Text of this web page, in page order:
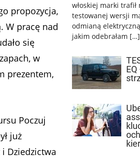
propozycja,
W pracę nad
się
w
prezentem,
Poczuj
już
Dziedzictwa
włoskiej marki
testowanej wersji
odmianą
jakim odebrałam […]